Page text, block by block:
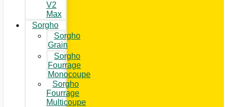
V2
Max
Sorgho
Sorgho
Grain
Sorgho
Fourrage
Monocoupe
Sorgho
Fourrage
Multicoupe